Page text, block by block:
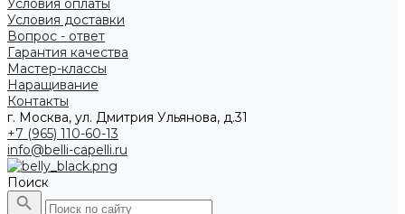
Условия оплаты
Условия доставки
Вопрос - ответ
Гарантия качества
Мастер-классы
Наращивание
Контакты
г. Москва, ул. Дмитрия Ульянова, д.31
+7 (965) 110-60-13
info@belli-capelli.ru
Поиск